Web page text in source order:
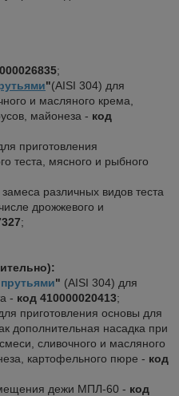
;
"(AISI 304) для
и масляного крема,
майонеза - код
приготовления
теста, мясного и рыбного
различных видов теста
дрожжевого и
;
" (AISI 304) для
- код 410000020413;
приготовления основы для
дополнительная насадка при
сливочного и масляного
картофельного пюре - код
дежи МПЛ-60 - код